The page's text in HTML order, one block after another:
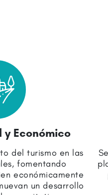
Económico
del turismo en las
fomentando
económicamente
un desarrollo